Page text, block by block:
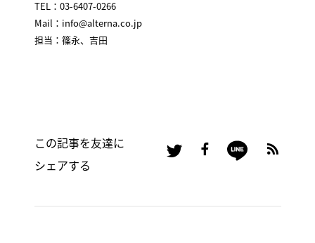
TEL：03-6407-0266
Mail：info@alterna.co.jp
担当：篠永、吉田
この記事を友達に
シェアする